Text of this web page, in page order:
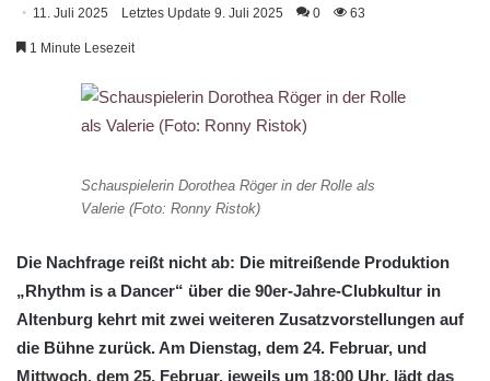
11. Juli 2025 Letztes Update 9. Juli 2025 0 63
1 Minute Lesezeit
Schauspielerin Dorothea Röger in der Rolle als
Valerie (Foto: Ronny Ristok)
Die Nachfrage reißt nicht ab: Die mitreißende Produktion
„Rhythm is a Dancer“ über die 90er-Jahre-Clubkultur in
Altenburg kehrt mit zwei weiteren Zusatzvorstellungen auf
die Bühne zurück. Am Dienstag, dem 24. Februar, und
Mittwoch, dem 25. Februar, jeweils um 18:00 Uhr, lädt das